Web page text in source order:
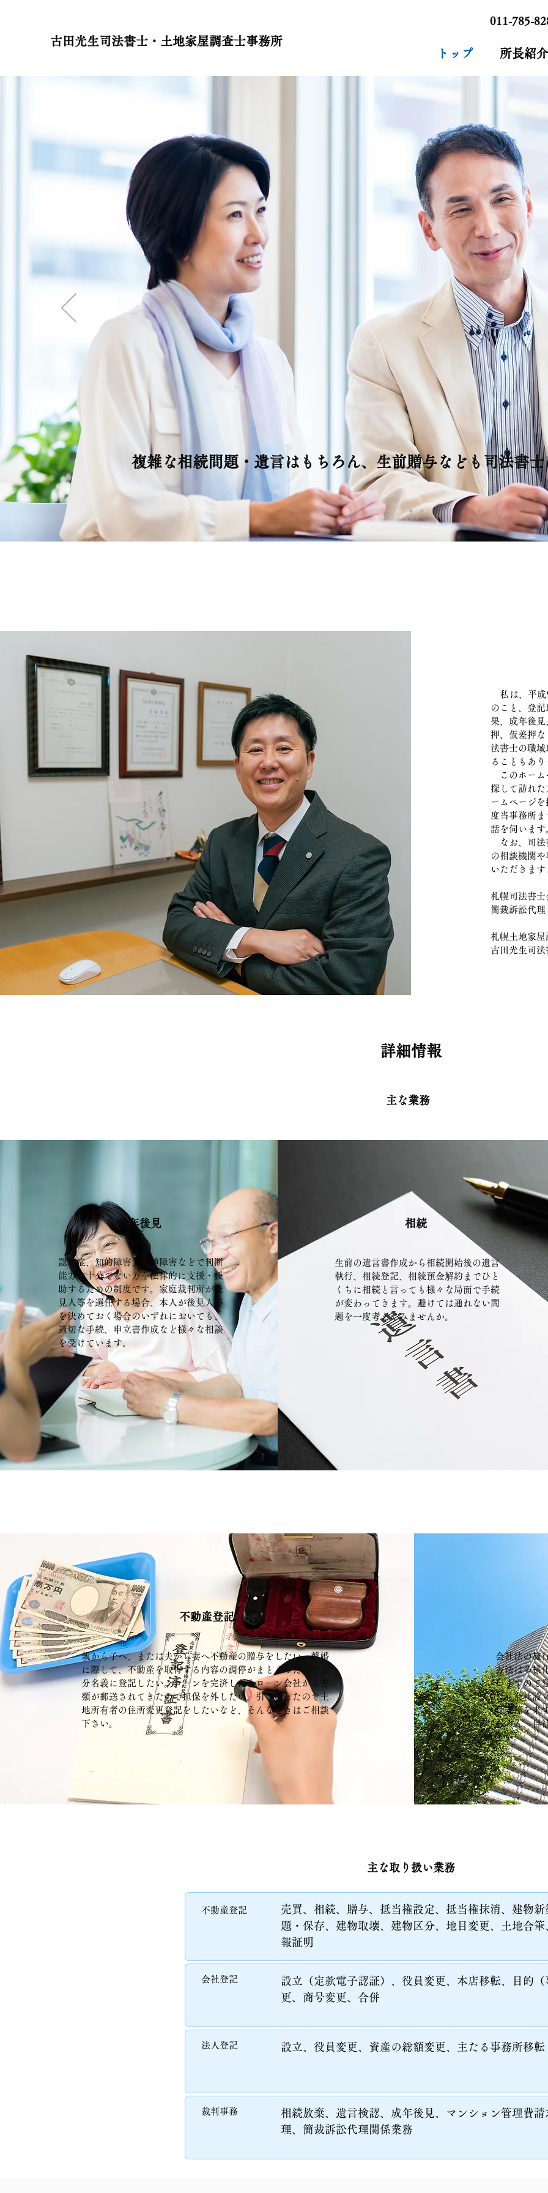
古田光生司法書士・土地家屋調査士事務所
011-785-
トップ 所長紹
複雑な相続問題・遺言はもちろん、生前贈与なども司法書
私は、平成
のこと、登
果、成年後
押、仮差押
法書士の職
ることもあ
このホーム
探して訪れ
ームページ
度当事務所
話を伺います
なお、司法
の相談機関
いただきま
札幌司法書
簡裁訴訟代
札幌土地家
古田光生司
詳細情報
主な業務
成年後見
認知症、知的障害、精神障害などで判断
能力が十分でない方を法律的に支援・援
助するための制度です。家庭裁判所が後
見人等を選任する場合、本人が後見人等
を決めておく場合のいずれにおいても、
適切な手続、申立書作成など様々な相談
を受けています。
相続
生前の遺言書作成から相続開始後の遺言
執行、相続登記、相続預金解約までひと
くちに相続と言っても様々な局面で手続
が変わってきます。避けては通れない問
題を一度考えてみませんか。
不動産登記
親から子へ、または夫から妻へ不動産の贈与をしたい。離婚
に際して、不動産を取得する内容の調停がまとまったので自
分名義に登記したい。ローンを完済したらローン会社から書
類が郵送されてきたので担保を外したい。引っ越したので土
地所有者の住所変更登記をしたいなど、そんなときはご相談
下さい。
会社法の施
方法は多様
いますので
た、会社設
に支障を来
ちろん、自
さい。
​主な取り扱い業務
不動産登記
売買、相続、贈与、抵当権設定、抵当権抹消、建物新
題・保存、建物取壊、建物区分、地目変更、土地合
報証明
会社登記
設立（定款電子認証）、役員変更、本店移転、目的
更、商号変更、合併
法人登記 設立、役員変更、資産の総額変更、主たる事務所移転
裁判事務
相続放棄、遺言検認、成年後見、マンション管理費請
理、簡裁訴訟代理関係業務